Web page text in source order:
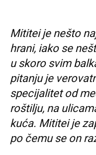
Mititei je nešto
hrani, iako se
u skoro svim
pitanju je
specijalitet od
roštilju, na
kuća. Mititei je
po čemu se on